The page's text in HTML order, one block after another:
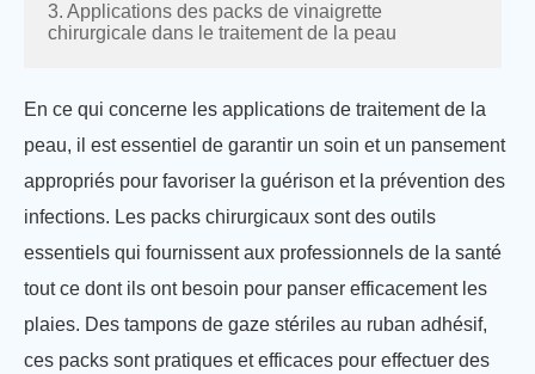
3. Applications des packs de vinaigrette
chirurgicale dans le traitement de la peau
En ce qui concerne les applications de traitement de la
peau, il est essentiel de garantir un soin et un pansement
appropriés pour favoriser la guérison et la prévention des
infections. Les packs chirurgicaux sont des outils
essentiels qui fournissent aux professionnels de la santé
tout ce dont ils ont besoin pour panser efficacement les
plaies. Des tampons de gaze stériles au ruban adhésif,
ces packs sont pratiques et efficaces pour effectuer des